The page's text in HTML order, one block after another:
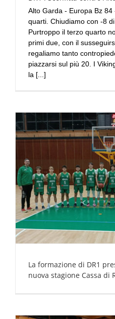
Alto Garda - Europa Bz
quarti. Chiudiamo con -8
Purtroppo il terzo quarto
primi due, con il
regaliamo tanto
piazzarsi sul più 20. I
la [...]
La formazione di DR1
nuova stagione Cassa di